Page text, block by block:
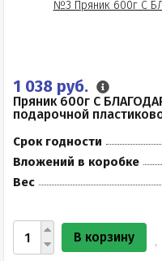
1 038 руб.
Пряник 600г С
подарочной
Срок годности
Вложений в коробке
Вес
В корзину